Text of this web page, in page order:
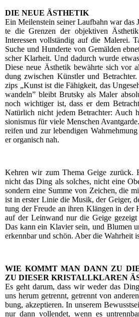
DIE NEUE ÄSTHETIK
Ein Mei­len­stein sei­ner Lauf­bahn war das
te die Gren­zen der objek­ti­ven
Inter­es­sen voll­stän­dig auf die Male­rei.
Suche und Hun­der­te von Gemäl­den
scher Klar­heit. Und dadurch wur­de
Die­se neue Ästhe­tik bewähr­te sich vor
dung zwi­schen Künst­ler und
zips „Kunst ist die Fähig­keit, das
wan­deln” bleibt Brut­s­ky als Maler
noch wich­ti­ger ist, dass er dem
Natür­lich nicht jedem Betrach­ter: Auch
sio­nis­mus für vie­le Men­schen
rei­fen und zur leben­di­gen
er orga­nisch nah.
Keh­ren wir zum The­ma Gei­ge zurück.
nicht das Ding als sol­ches, nicht eine
son­dern eine Sum­me von Zei­chen, die
ist in ers­ter Linie die Musik, der Gei­ger,
tung der Freu­de an ihren Klän­gen in der
auf der Lein­wand nur die Gei­ge gezeigt
Das kann ein Kla­vier sein, und Blu­men
erkenn­bar und schön. Aber die Wahr­heit
WIE KOMMT MAN DANN ZU
ZU DIESER KRISTALLKLAREN
Es geht dar­um, dass wir weder das
uns her­um getrennt, getrennt von
bung, akzep­tie­ren. In unse­rem
nur dann voll­endet, wenn es